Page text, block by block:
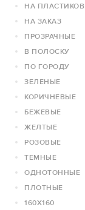
НА
НА ЗАКАЗ
ПРОЗРАЧНЫЕ
В ПОЛОСКУ
ПО ГОРОДУ
ЗЕЛЕНЫЕ
КОРИЧНЕВЫЕ
БЕЖЕВЫЕ
ЖЕЛТЫЕ
РОЗОВЫЕ
ТЕМНЫЕ
ОДНОТОННЫЕ
ПЛОТНЫЕ
160Х160